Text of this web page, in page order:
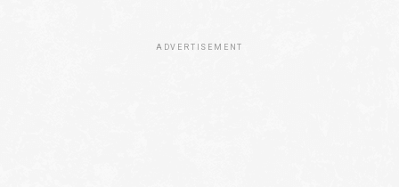
ADVERTISEMENT